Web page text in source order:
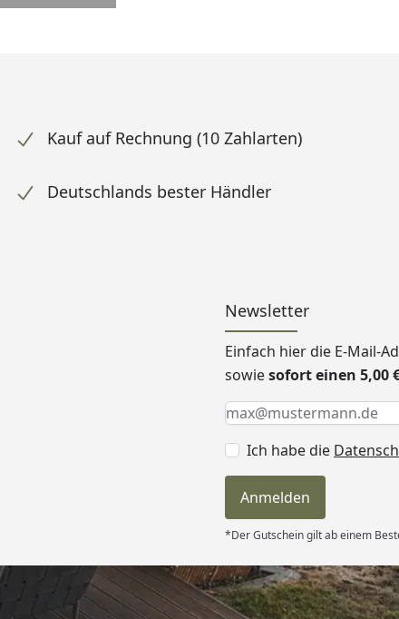
Kauf auf Rechnung (10 Zahlarten)
Deutschlands bester Händler
Newsletter
Einfach hier die E-Mail-
sowiesofort einen 5,00
Keine Eingabe
Eingabe erforderlich
E-Mail *
Ich habe die
Anmelden
*Der Gutschein gilt ab einem